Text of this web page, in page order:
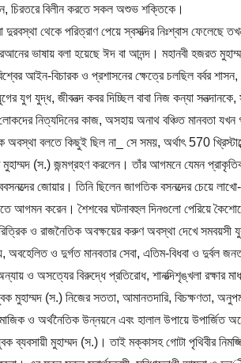
চিরতরে বিলীন করতে সকল অশুভ শক্তিকে।
থেকে পরিত্রাণ পেয়ে স্বসত্দির নিঃশ্বাস ফেলেছে
ভাষায় বলা হয়েছে ঈদ বা আনন্দ। মহানবী হজরত
আইন-বিচারক ও প্রশাসনের ক্ষেত্রে চলছিল বর্বর শাসন,
যুগ যুদ্ধ, জীবনত্দ কবর দিচ্ছিল বাবা নিজ কন্যা
নিত্যদিনের কাজ, অসহায় অনাথ বঞ্চিত মানবতা যখন
অবস্থা বলতে কিছুই ছিল না_ সে সময়, অর্থাৎ 570
মুহাম্মদ (স.) জন্মগ্রহণ করলেন। তাঁর আগমনে যেমন
জোয়ার। তিনি ছিলেন জাগতিক বসনত্দের চেয়ে
আগমন করেন। শৈশবের ঘটনাবহুল দিনগুলো পেরিয়ে
ও রাজনৈতিক অবক্ষয়ের করুণ অবস্থা দেখে সমবয়সী
ও দুর্গত মানবতার সেবা, এতিম-বিধবা ও দুর্বল
ও অসত্যের বিরুদ্ধে প্রতিরোধ, শানত্দিশৃঙ্খলা রক্ষার
(স.) নিজের সততা, আমানতদারি, বিচক্ষণতা, অনুপম
ও অর্থনৈতিক উন্নয়নে এবং হালাল উপায়ে উপার্জিত
ব্যবসায়ী মুহাম্মদ (স.)। তাই মক্কাসহ গোটা পৃথিবীর